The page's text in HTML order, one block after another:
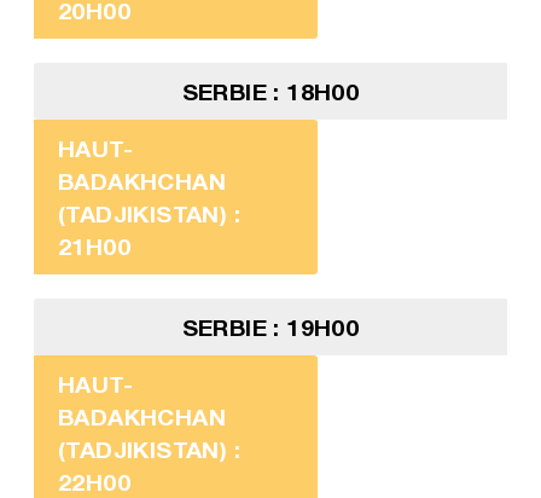
20H00
SERBIE : 18H00
HAUT-
BADAKHCHAN
(TADJIKISTAN) :
21H00
SERBIE : 19H00
HAUT-
BADAKHCHAN
(TADJIKISTAN) :
22H00